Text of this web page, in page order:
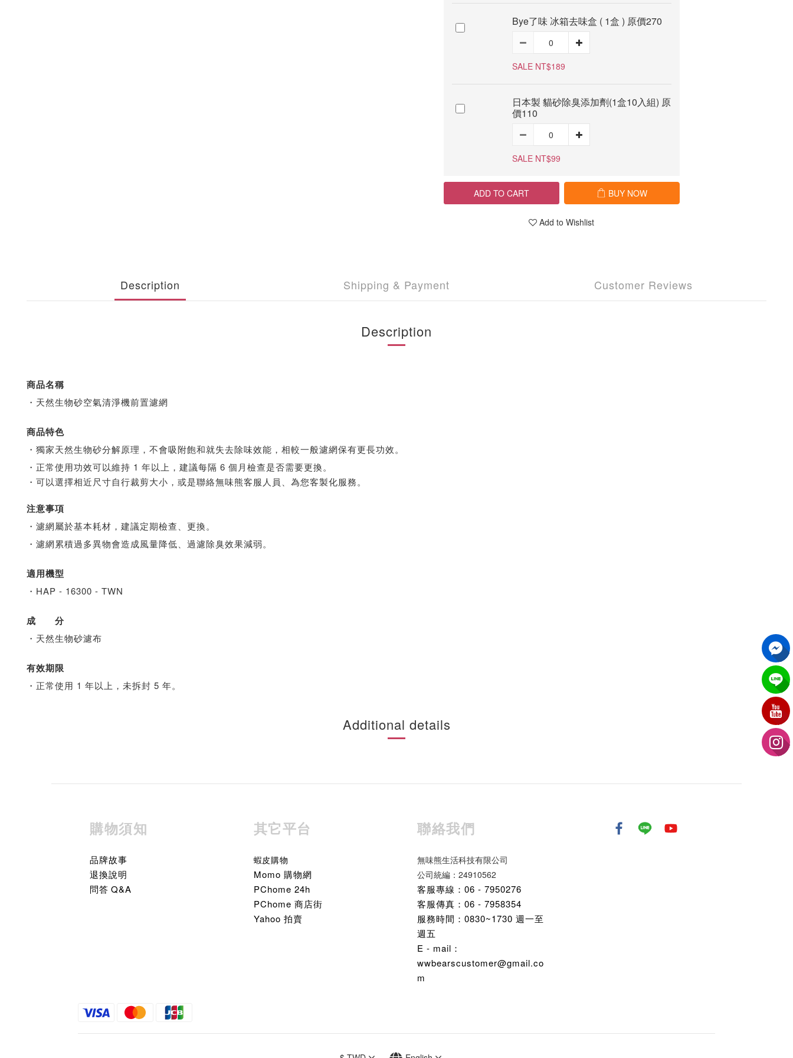
Bye了味 冰箱去味盒 ( 1盒 ) 原價270
SALE NT$189
日本製 貓砂除臭添加劑(1盒10入組) 原
價110
SALE NT$99
ADD TO CART BUY NOW
Add to Wishlist
Description Shipping & Payment Customer Reviews
Description
商品名稱
・天然生物砂空氣清淨機前置濾網
商品特色
・獨家天然生物砂分解原理，不會吸附飽和就失去除味效能，相較一般濾網保有更長功效。
・正常使用功效可以維持 1 年以上，建議每隔 6 個月檢查是否需要更換。
・可以選擇相近尺寸自行裁剪大小，或是聯絡無味熊客服人員、為您客製化服務。
注意事項
・濾網屬於基本耗材，建議定期檢查、更換。
・濾網累積過多異物會造成風量降低、過濾除臭效果減弱。
適用機型
・HAP - 16300 - TWN
成 分
・天然生物砂濾布
有效期限
・正常使用 1 年以上，未拆封 5 年。
Additional details
購物須知
品牌故事
退換說明
問答 Q&A
其它平台
蝦皮購物
Momo 購物網
PChome 24h
PChome 商店街
Yahoo 拍賣
聯絡我們
無味熊生活科技有限公司
公司統編：24910562
客服專線：06 - 7950276
客服傳真：06 - 7958354
服務時間：0830~1730 週一至
週五
E - mail：
wwbearscustomer@gmail.co
m